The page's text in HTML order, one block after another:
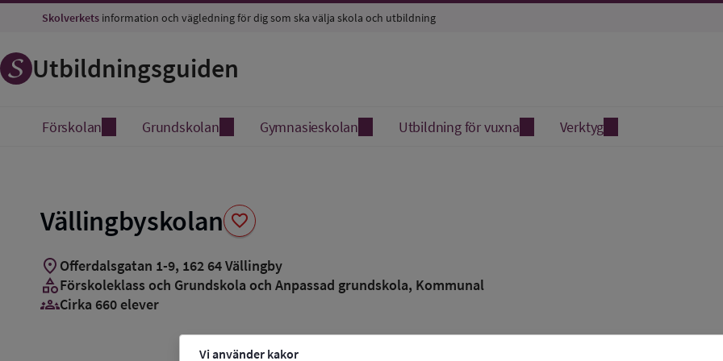
Vi använder kakor
Skolverkets information och vägledning för dig som ska välja skola och utbildning
Utbildningsguiden
Förskolan Grundskolan Gymnasieskolan Utbildning för vuxna Verktyg
Vällingbyskolan favorite
Spara
location_on Offerdalsgatan 1-9, 162 64Vällingby
categoryFörskoleklass och Grundskola och Anpassad grundskola, Kommunal
groups_3Cirka 660 elever